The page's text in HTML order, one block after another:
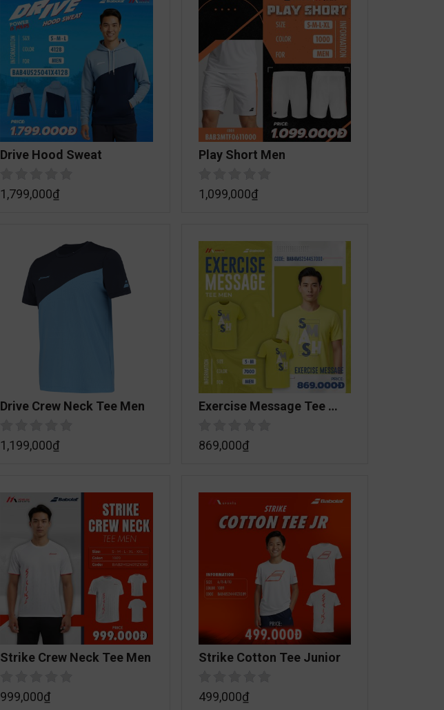
Drive Hood Sweat
1,799,000₫
Play Short Men
1,099,000₫
Drive Crew Neck Tee Men
1,199,000₫
Exercise Message Tee
869,000₫
Strike Crew Neck Tee Men
999,000₫
Strike Cotton Tee Junior
499,000₫